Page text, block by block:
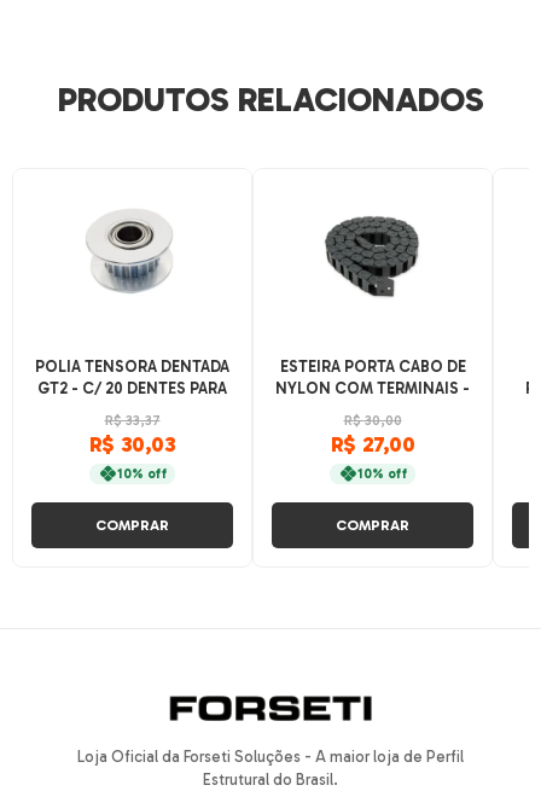
PRODUTOS RELACIONADOS
POLIA TENSORA DENTADA
GT2 - C/ 20 DENTES PARA
COM ROLAMENTO
R$ 33,37
R$ 30,03
10% off
COMPRAR
ESTEIRA PORTA CABO DE
NYLON COM TERMINAIS -
R$ 30,00
R$ 27,00
10% off
COMPRAR
Loja Oficial da Forseti Soluções - A maior loja de Perfil
Estrutural do Brasil.